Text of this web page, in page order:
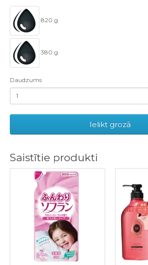
820 g
380 g
Daudzums
Ielikt grozā
Saistītie produkti